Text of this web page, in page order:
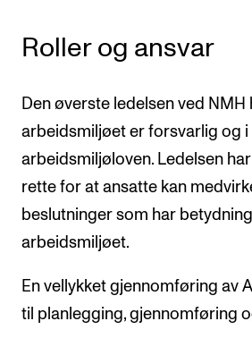
Roller og ansvar
Den øverste ledelsen ved
arbeidsmiljøet er forsvarlig og i
arbeidsmiljøloven. Ledelsen
rette for at ansatte kan
beslutninger som har
arbeidsmiljøet.
En vellykket gjennomføring av
til planlegging, gjennomføring